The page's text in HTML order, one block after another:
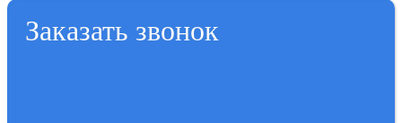
Заказать звонок